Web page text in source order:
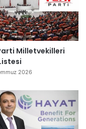
Milletvekilleri
2026